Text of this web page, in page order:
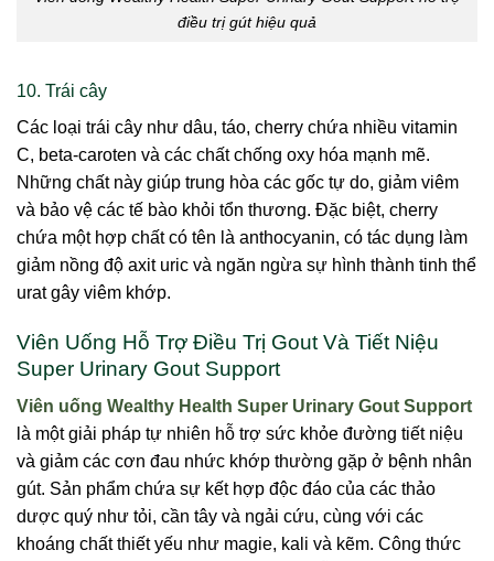
điều trị gút hiệu quả
10. Trái cây
Các loại trái cây như dâu, táo, cherry chứa nhiều vitamin
C, beta-caroten và các chất chống oxy hóa mạnh mẽ.
Những chất này giúp trung hòa các gốc tự do, giảm viêm
và bảo vệ các tế bào khỏi tổn thương. Đặc biệt, cherry
chứa một hợp chất có tên là anthocyanin, có tác dụng làm
giảm nồng độ axit uric và ngăn ngừa sự hình thành tinh thể
urat gây viêm khớp.
Viên Uống Hỗ Trợ Điều Trị Gout Và Tiết Niệu
Super Urinary Gout Support
Viên uống Wealthy Health Super Urinary Gout Support
là một giải pháp tự nhiên hỗ trợ sức khỏe đường tiết niệu
và giảm các cơn đau nhức khớp thường gặp ở bệnh nhân
gút. Sản phẩm chứa sự kết hợp độc đáo của các thảo
dược quý như tỏi, cần tây và ngải cứu, cùng với các
khoáng chất thiết yếu như magie, kali và kẽm. Công thức